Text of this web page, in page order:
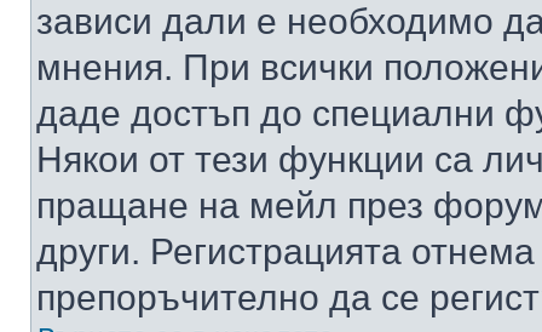
зависи дали е необходимо
мнения. При всички
даде достъп до специални
Някои от тези функции са
пращане на мейл през
други. Регистрацията
препоръчително да се